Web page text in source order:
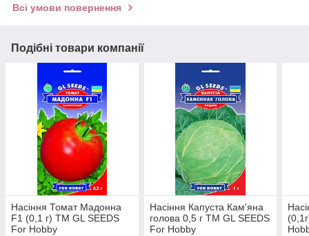
Всі умови повернення
Подібні товари компанії
Насіння Томат Мадонна
F1 (0,1 г) ТМ GL SEEDS
For Hobby
Насіння Капуста Кам'яна
голова 0,5 г ТМ GL SEEDS
For Hobby